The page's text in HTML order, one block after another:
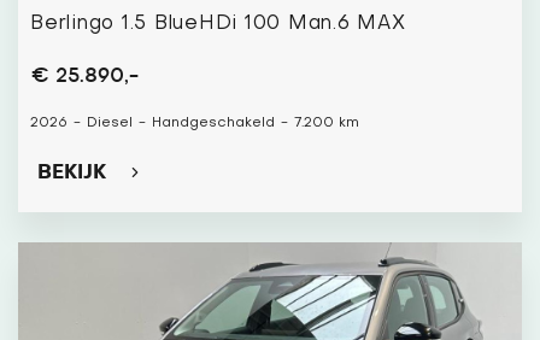
Berlingo 1.5 BlueHDi 100 Man.6 MAX
€ 25.890,-
2026 - Diesel - Handgeschakeld - 7.200 km
BEKIJK